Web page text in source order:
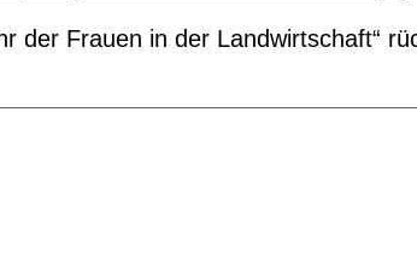
der Frauen in der Landwirtschaft“